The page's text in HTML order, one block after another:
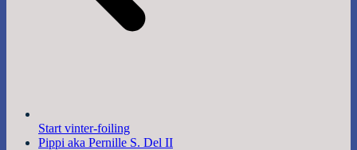
Start vinter-foiling
Pippi aka Pernille S. Del II